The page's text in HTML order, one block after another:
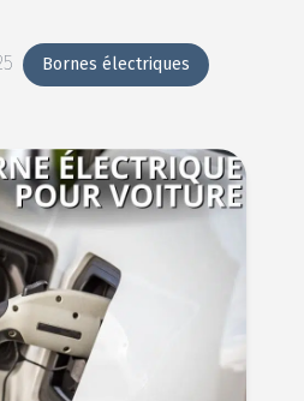
Bornes électriques